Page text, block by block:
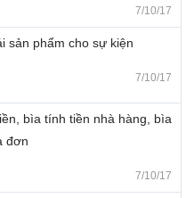
7/10/17
sản phẩm cho sự kiện
7/10/17
bìa tính tiền nhà hàng, bìa
đơn
7/10/17